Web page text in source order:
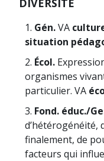
DIVERSITÉ
1. Gén.VA
situation
2. Écol.
organismes
particulier. VA
3. Fond. éduc./
d’hétérogénéité,
finalement, de
facteurs qui